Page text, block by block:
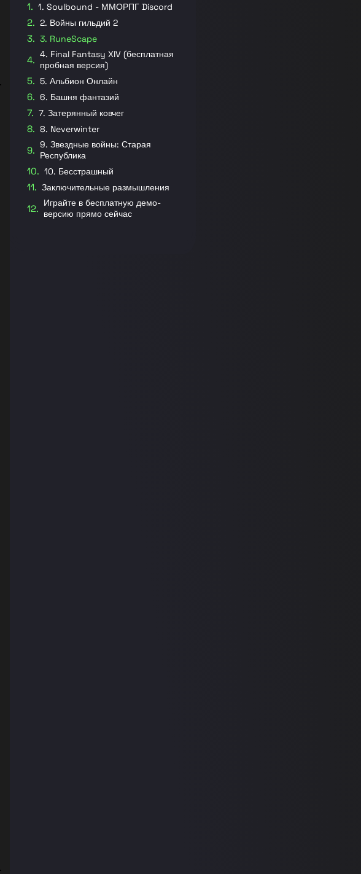
1. Soulbound - ММОРПГ Discord
2. Войны гильдий 2
3. RuneScape
4. Final Fantasy XIV (бесплатная
пробная версия)
5. Альбион Онлайн
6. Башня фантазий
7. Затерянный ковчег
8. Neverwinter
9. Звездные войны: Старая
Республика
10. Бесстрашный
Заключительные размышления
Играйте в бесплатную демо-
версию прямо сейчас